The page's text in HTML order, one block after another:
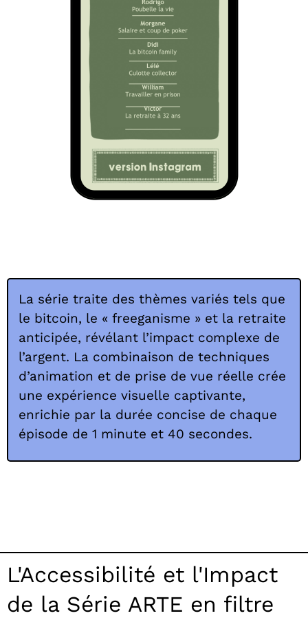
La série traite des thèmes variés tels que
le bitcoin, le « freeganisme » et la retraite
anticipée, révélant l’impact complexe de
l’argent. La combinaison de techniques
d’animation et de prise de vue réelle crée
une expérience visuelle captivante,
enrichie par la durée concise de chaque
épisode de 1 minute et 40 secondes.
L'Accessibilité et l'Impact
de la Série ARTE en filtre